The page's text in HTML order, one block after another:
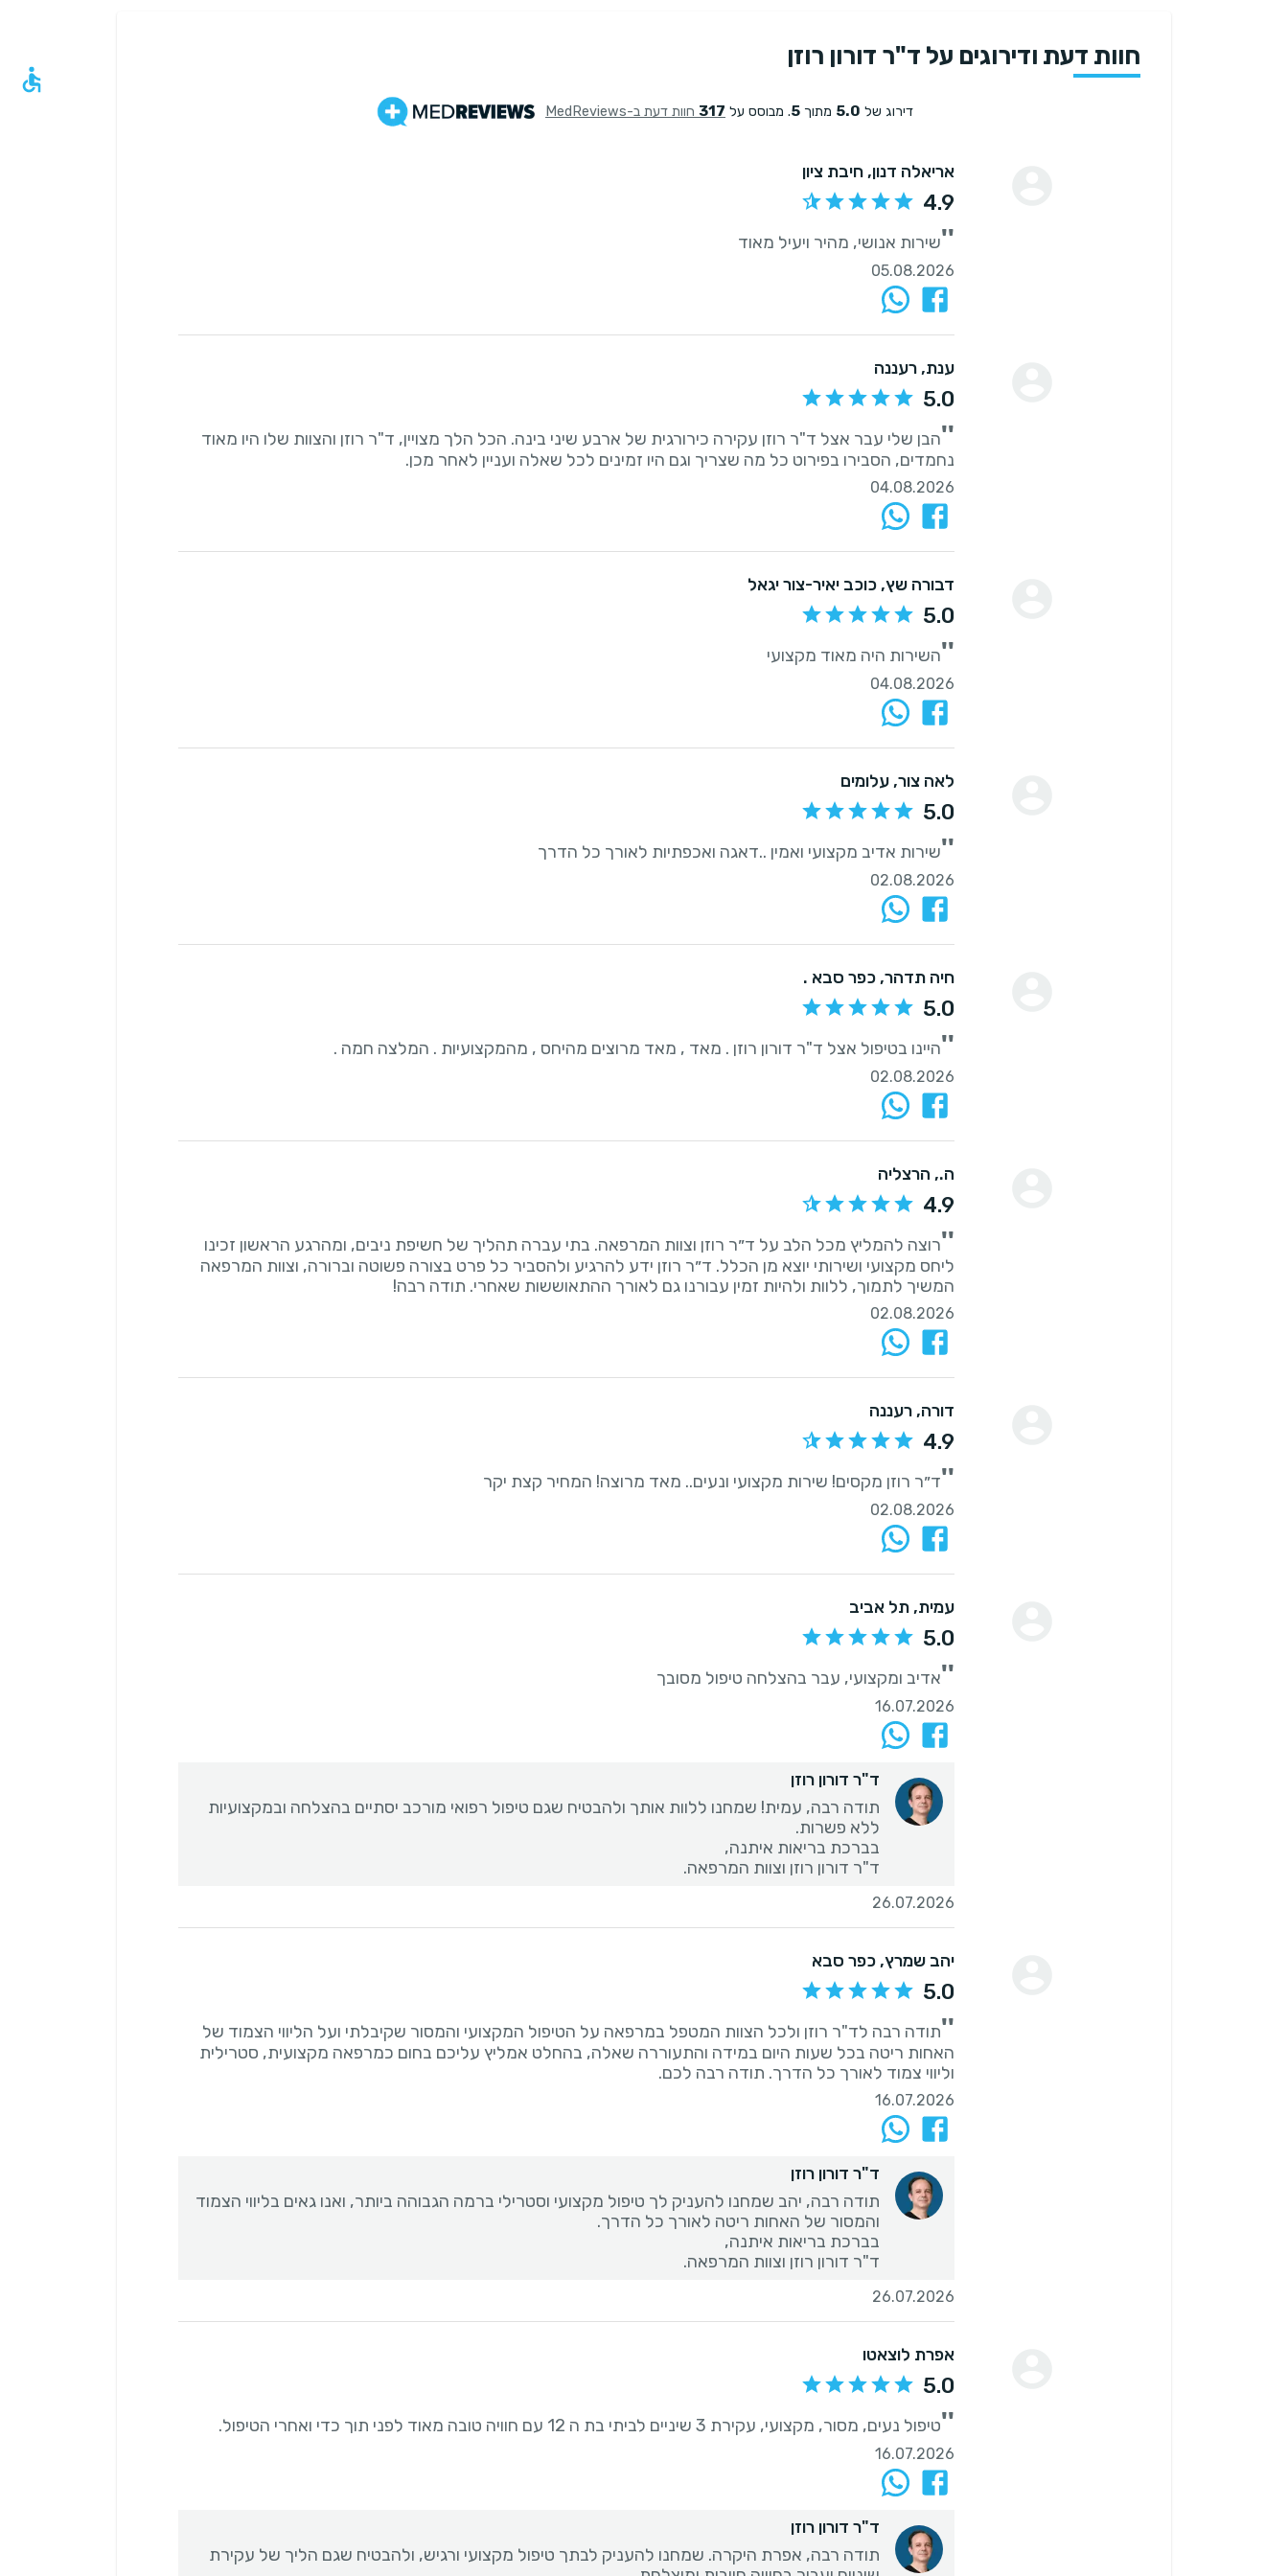
חוות דעת ודירוגים על ד"ר דורון רוזן
דירוג של 5.0 מתוך 5. מבוסס על 317 חוות דעת ב-MedReviews
אריאלה דנון, חיבת ציון
4.9
''שירות אנושי, מהיר ויעיל מאוד
05.08.2026
ענת, רעננה
5.0
''הבן שלי עבר אצל ד"ר רוזן עקירה כירורגית של ארבע שיני בינה. הכל הלך מצויין, ד"ר רוזן והצוות שלו היו מאוד
נחמדים, הסבירו בפירוט כל מה שצריך וגם היו זמינים לכל שאלה ועניין לאחר מכן.
04.08.2026
דבורה שץ, כוכב יאיר-צור יגאל
5.0
''השירות היה מאוד מקצועי
04.08.2026
לאה צור, עלומים
5.0
''שירות אדיב מקצועי ואמין ..דאגה ואכפתיות לאורך כל הדרך
02.08.2026
חיה תדהר, כפר סבא .
5.0
''היינו בטיפול אצל ד"ר דורון רוזן . מאד , מאד מרוצים מהיחס , מהמקצועיות . המלצה חמה .
02.08.2026
ה., הרצליה
4.9
''רוצה להמליץ מכל הלב על ד״ר רוזן וצוות המרפאה. בתי עברה תהליך של חשיפת ניבים, ומהרגע הראשון זכינו
ליחס מקצועי ושירותי יוצא מן הכלל. ד״ר רוזן ידע להרגיע ולהסביר כל פרט בצורה פשוטה וברורה, וצוות המרפאה
המשיך לתמוך, ללוות ולהיות זמין עבורנו גם לאורך ההתאוששות שאחרי. תודה רבה!
02.08.2026
דורה, רעננה
4.9
''ד״ר רוזן מקסים! שירות מקצועי ונעים.. מאד מרוצה! המחיר קצת יקר
02.08.2026
עמית, תל אביב
5.0
''אדיב ומקצועי, עבר בהצלחה טיפול מסובך
16.07.2026
ד"ר דורון רוזן
תודה רבה, עמית! שמחנו ללוות אותך ולהבטיח שגם טיפול רפואי מורכב יסתיים בהצלחה ובמקצועיות
ד"ר דורון רוזן וצוות המרפאה.
26.07.2026
יהב שמרץ, כפר סבא
5.0
''תודה רבה לד"ר רוזן ולכל הצוות המטפל במרפאה על הטיפול המקצועי והמסור שקיבלתי ועל הליווי הצמוד של
האחות ריטה בכל שעות היום במידה והתעוררה שאלה, בהחלט אמליץ עליכם בחום כמרפאה מקצועית, סטרילית
וליווי צמוד לאורך כל הדרך. תודה רבה לכם.
16.07.2026
ד"ר דורון רוזן
תודה רבה, יהב שמחנו להעניק לך טיפול מקצועי וסטרילי ברמה הגבוהה ביותר, ואנו גאים בליווי הצמוד
ד"ר דורון רוזן וצוות המרפאה.
26.07.2026
אפרת לוצאטו
5.0
''טיפול נעים, מסור, מקצועי, עקירת 3 שיניים לביתי בת ה 12 עם חוויה טובה מאוד לפני תוך כדי ואחרי הטיפול.
16.07.2026
ד"ר דורון רוזן
תודה רבה, אפרת היקרה. שמחנו להעניק לבתך טיפול מקצועי ורגיש, ולהבטיח שגם הליך של עקירת